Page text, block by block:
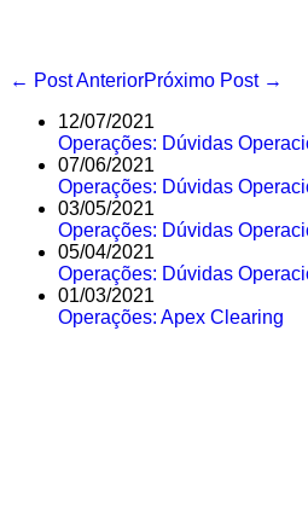
Navegação
post
← Post AnteriorPróximo Post →
12/07/2021
Operações: Dúvidas
07/06/2021
Operações: Dúvidas
03/05/2021
Operações: Dúvidas
05/04/2021
Operações: Dúvidas
01/03/2021
Operações: Apex Clearing